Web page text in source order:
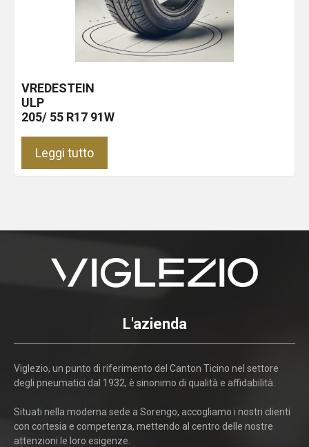
VREDESTEIN
ULP
205/ 55 R17 91W
Leggi tutto
L'azienda
Viglezio, un punto di riferimento del Canton Ticino nel settore
degli pneumatici dal 1932, è sinonimo di qualità e affidabilità.
Situati nella moderna sede a Sorengo, accogliamo i nostri clienti
con cortesia e competenza, mettendo al centro delle nostre
attenzioni le loro esigenze.